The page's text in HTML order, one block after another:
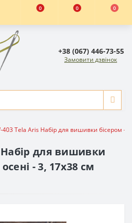
0 0 0
+38 (067) 446-73-55
Замовити дзвінок
403 Tela Aris Набір для вишивки бісером -
Набір для вишивки
- 3, 17x38 см